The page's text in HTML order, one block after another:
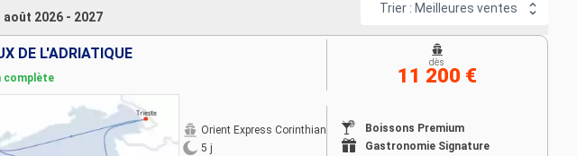
2026 - 2027
Trier : Meilleures ventes
DE L'ADRIATIQUE
complète
Orient Express Corinthian
5 j
Boissons Premium
Gastronomie Signature
dès
11 200 €